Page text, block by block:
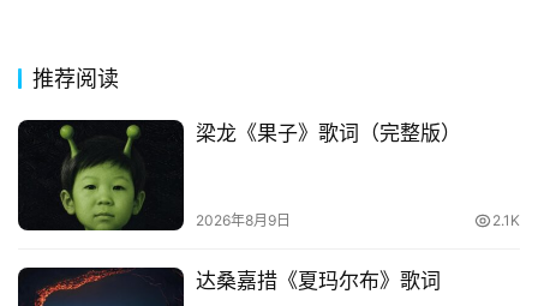
词
词
网
登录
推荐阅读
梁龙《果子》歌词（完整版）
2026年8月9日 2.1K
达桑嘉措《夏玛尔布》歌词